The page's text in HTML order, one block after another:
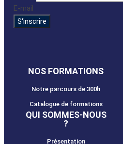
Email
E-mail
S'inscrire
NOS FORMATIONS
Notre parcours de 300h
Catalogue de formations
QUI SOMMES-NOUS
?
Présentation